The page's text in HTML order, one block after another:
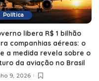
Política
libera R$ 1 bilhão
companhias aéreas: o
a medida revela sobre o
da aviação no Brasil
9, 2026